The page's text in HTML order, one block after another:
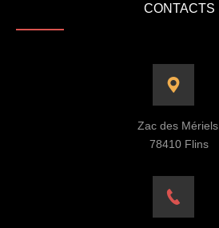
CONTACTS
Zac des Mériels,
78410 Flins